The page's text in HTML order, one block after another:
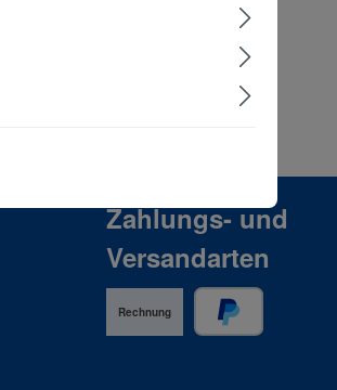
Zahlungs- und
Versandarten
Rechnung